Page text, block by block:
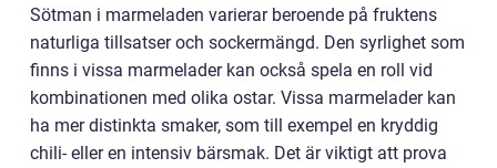
Sötman i marmeladen varierar beroende på fruktens
naturliga tillsatser och sockermängd. Den syrlighet som
finns i vissa marmelader kan också spela en roll vid
kombinationen med olika ostar. Vissa marmelader kan
ha mer distinkta smaker, som till exempel en kryddig
chili- eller en intensiv bärsmak. Det är viktigt att prova